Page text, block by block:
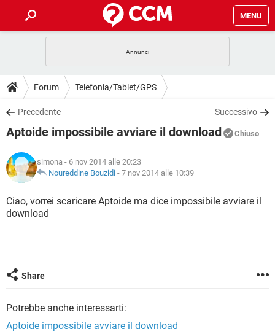
MENU
INTRATTENIMENTO ANDROID
iOS
INSTAGRAM WHATSAPP
TIKTOK
HARDWARE
GUIDE
COVID-19 GAMING
INSTAGRAM
TIKTOK
HARDWARE
DOWNLOAD
COVID-19 GAMING
INTRATTENIMENTO
iOS WINDOWS 10
INSTAGRAM WHATSAPP
TIKTOK
FORUM
COVID-19
INTRATTENIMENTO
iOS WINDOWS 10
HARDWARE
GLOSSARIO
COVID-19 GAMING
INTRATTENIMENTO
TIKTOK
Forum Telefonia/Tablet/GPS
Precedente Successivo
Aptoide impossibile avviare il download Chiuso
simona - 6 nov 2014 alle 20:23
Noureddine Bouzidi - 7 nov 2014 alle 10:39
Ciao, vorrei scaricare Aptoide ma dice impossibile avviare il
download
Share
Potrebbe anche interessarti:
Aptoide impossibile avviare il download